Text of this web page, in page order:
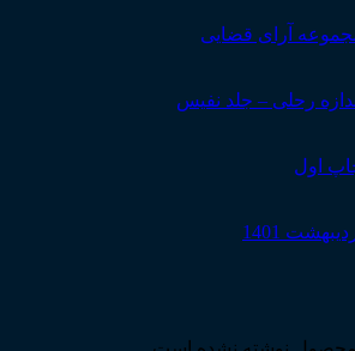
آرای قضایی
رحلی – جلد نفیس
اول
1401